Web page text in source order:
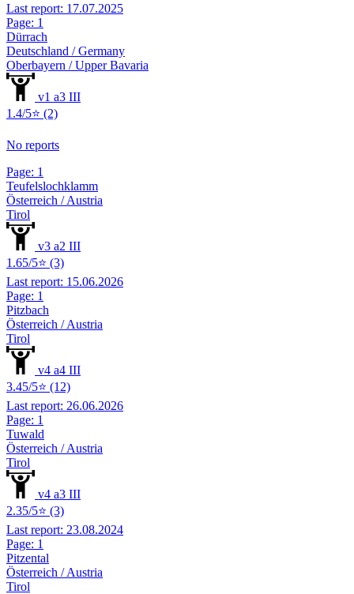
Last report: 17.07.2025
Page: 1
Dürrach
Deutschland / Germany
Oberbayern / Upper Bavaria
v1 a3 III
1.4/5⭐ (2)
No reports
Page: 1
Teufelslochklamm
Österreich / Austria
Tirol
v3 a2 III
1.65/5⭐ (3)
Last report: 15.06.2026
Page: 1
Pitzbach
Österreich / Austria
Tirol
v4 a4 III
3.45/5⭐ (12)
Last report: 26.06.2026
Page: 1
Tuwald
Österreich / Austria
Tirol
v4 a3 III
2.35/5⭐ (3)
Last report: 23.08.2024
Page: 1
Pitzental
Österreich / Austria
Tirol